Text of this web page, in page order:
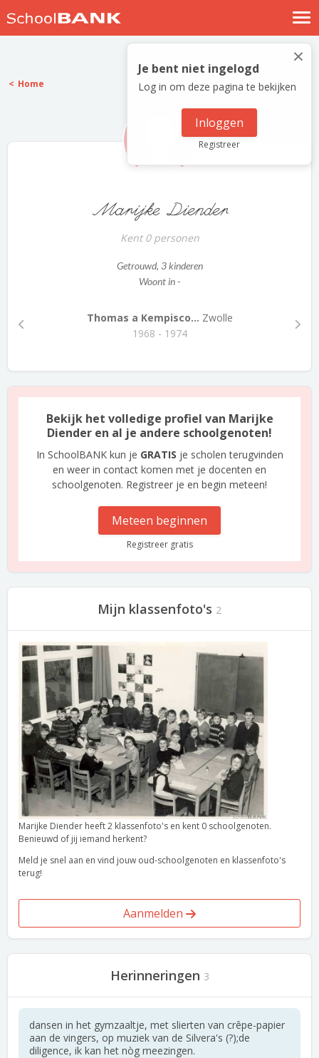
Nostalgische verhalen
Log in
Meld je gratis aan
×
Je bent niet ingelogd
Log in om deze pagina te bekijken
Inloggen
Registreer
Home
Marijke Diender
Kent 0 personen
Getrouwd, 3 kinderen
Woont in -
Thomas a Kempisco... Zwolle
1968 - 1974
Bekijk het volledige profiel van Marijke
Diender en al je andere schoolgenoten!
In SchoolBANK kun je GRATIS je scholen terugvinden
en weer in contact komen met je docenten en
schoolgenoten. Registreer je en begin meteen!
Meteen beginnen
Registreer gratis
Mijn klassenfoto's 2
Marijke Diender heeft 2 klassenfoto's en kent 0 schoolgenoten.
Benieuwd of jij iemand herkent?
Meld je snel aan en vind jouw oud-schoolgenoten en klassenfoto's
terug!
Aanmelden
Herinneringen 3
dansen in het gymzaaltje, met slierten van crêpe-papier
aan de vingers, op muziek van de Silvera's (?);de
diligence, ik kan het nòg meezingen.